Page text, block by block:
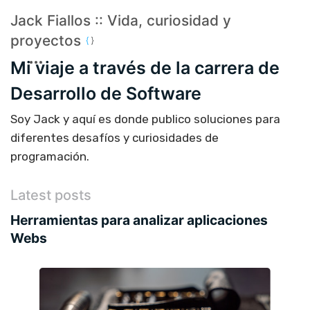
Jack Fiallos :: Vida, curiosidad y
proyectos
Mi viaje a través de la carrera de
Desarrollo de Software
Soy Jack y aquí es donde publico soluciones para
diferentes desafíos y curiosidades de
programación.
Latest posts
Herramientas para analizar aplicaciones
Webs